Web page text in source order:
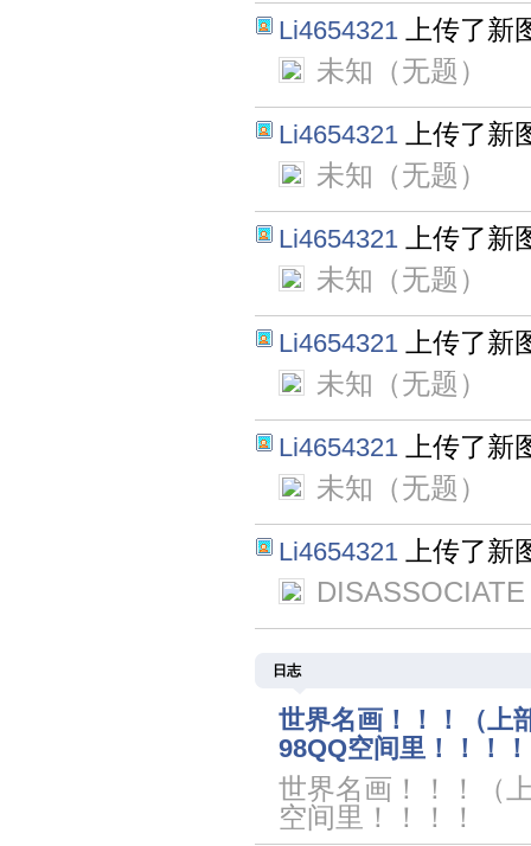
Li4654321 上传了新
未知（无题）
Li4654321 上传了新
未知（无题）
Li4654321 上传了新
未知（无题）
Li4654321 上传了新
未知（无题）
Li4654321 上传了新
未知（无题）
Li4654321 上传了新
日志
世界名画！！！（上
98QQ空间里！！！！
世界名画！！！（
空间里！！！！